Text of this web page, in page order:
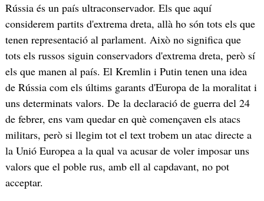
Rússia és un país ultraconservador. Els que aquí
considerem partits d'extrema dreta, allà ho són tots els que
tenen representació al parlament. Això no significa que
tots els russos siguin conservadors d'extrema dreta, però sí
els que manen al país. El Kremlin i Putin tenen una idea
de Rússia com els últims garants d'Europa de la moralitat i
uns determinats valors. De la declaració de guerra del 24
de febrer, ens vam quedar en què començaven els atacs
militars, però si llegim tot el text trobem un atac directe a
la Unió Europea a la qual va acusar de voler imposar uns
valors que el poble rus, amb ell al capdavant, no pot
acceptar.